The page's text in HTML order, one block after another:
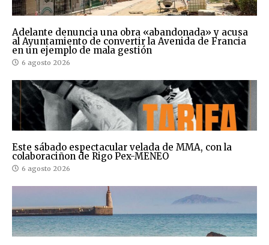
Adelante denuncia una obra «abandonada» y acusa
al Ayuntamiento de convertir la Avenida de Francia
en un ejemplo de mala gestión
6 agosto 2026
Este sábado espectacular velada de MMA, con la
colaboraciñon de Rigo Pex-MENEO
6 agosto 2026